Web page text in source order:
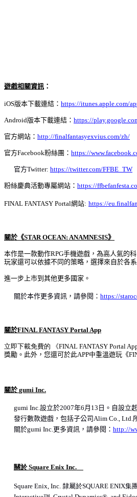
遊戲相關資訊 ：
iOS版本下載連結： https://itunes.apple.com/
Android版本下載連結： https://
官方網站： http://finalfantasyexvius.com/zh/
官方Facebook粉絲團： https://
官方Twitter: https://twitter.com/FFBE_TW
粉絲慶典活動專屬網站： https://
FINAL FANTASY Portal網站: https://
關於《STAR OCEAN: ANAMNESIS》
本作是一款動作RPG手機遊戲，為高人氣的
玩家還可以依據不同的策略，選擇來自於各
進一步上市到其他更多國家。
關於本作更多資訊，請參閱： https://
關於FINAL FANTASY Portal App
立即下載免費的 《FINAL FANTASY Portal
獎勵。此外，您還可於此APP中重溫遊玩《
關於gumi Inc.
gumi Inc.設立於2007年6月 13 日。自設立
發行數款遊戲，包括子公司Alim Co., Ltd.
關於gumi Inc.更多資訊，請參閱： http://
關於Square Enix Inc.
Square Enix, Inc. 隸屬於SQUARE ENIX集